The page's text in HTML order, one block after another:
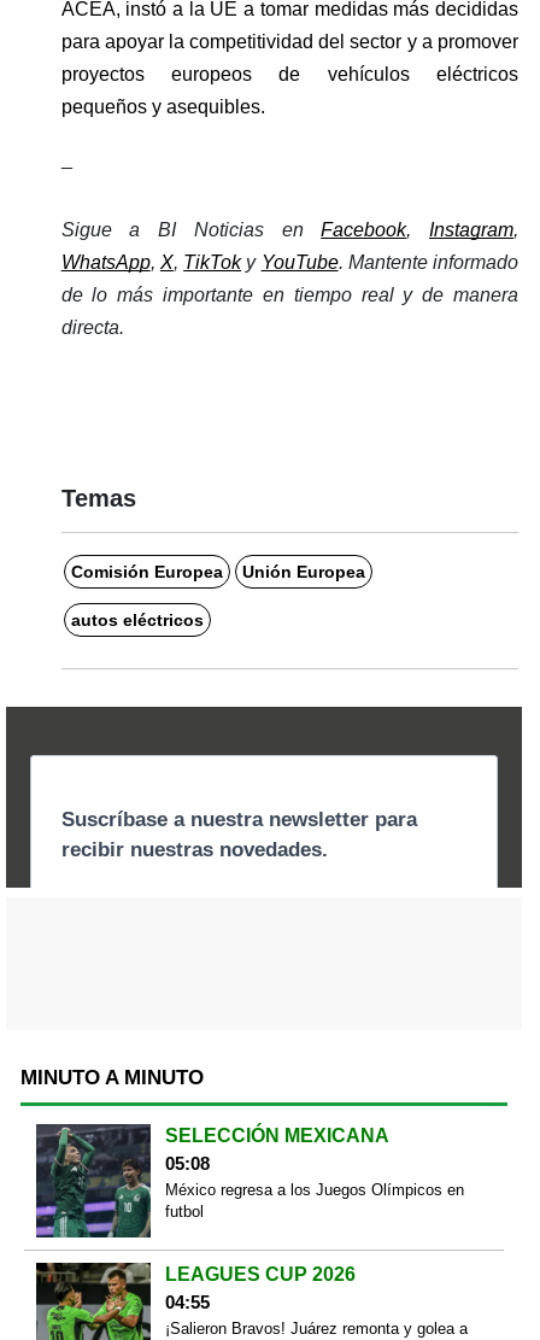
ACEA, instó a la UE a tomar medidas más decididas
para apoyar la competitividad del sector y a promover
proyectos europeos de vehículos eléctricos
pequeños y asequibles.
Sigue a BI Noticias en Facebook, Instagram,
WhatsApp, X, TikTok y YouTube. Mantente informado
de lo más importante en tiempo real y de manera
directa.
Temas
Comisión Europea Unión Europea
autos eléctricos
MINUTO A MINUTO
SELECCIÓN MEXICANA
05:08
México regresa a los Juegos Olímpicos en
futbol
LEAGUES CUP 2026
04:55
¡Salieron Bravos! Juárez remonta y golea a